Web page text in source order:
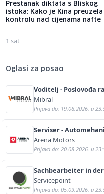
Prestanak diktata s Bliskog
istoka: Kako je Kina preuzela
kontrolu nad cijenama nafte
1 sat
Oglasi za posao
Voditelj - Poslovođa
Mibral
Prijava do: 19.08.2026. u
Serviser -
Arena Motors
Prijava do: 20.08.2026. u
Sachbearbeiter in
Servicepoint
Prijava do: 05.09.2026. u